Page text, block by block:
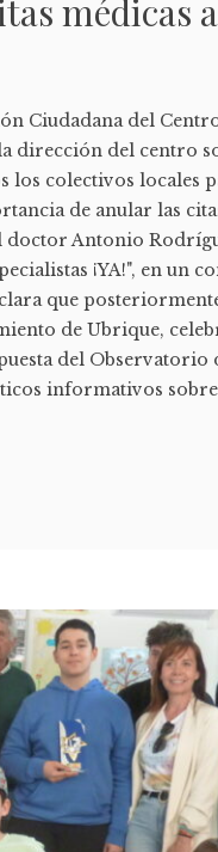
médicas
Ciudadana del
dirección del centro
los colectivos locales
de anular las
doctor Antonio
¡YA!", en un
que
de Ubrique,
del Observatorio
informativos